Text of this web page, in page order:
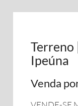
Terreno
Ipeúna
Venda